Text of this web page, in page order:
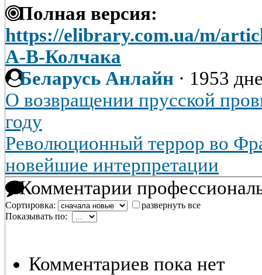
Полная версия:
https://elibrary.com.ua/m/
А-В-Колчака
Беларусь Анлайн · 1953
О возвращении прусской
году
Революционный террор во
новейшие интерпретации
Комментарии
Сортировка:
развернуть все
Показывать по:
Комментариев пока нет